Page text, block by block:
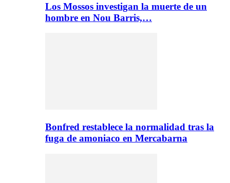
Los Mossos investigan la muerte de un
hombre en Nou Barris,…
Bonfred restablece la normalidad tras la
fuga de amoniaco en Mercabarna